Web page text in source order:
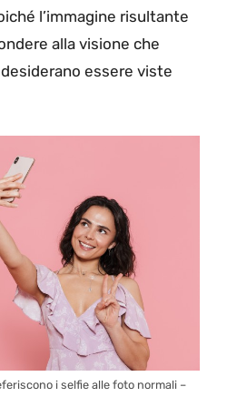
l’immagine risultante
alla visione che
essere viste
i selfie alle foto normali –